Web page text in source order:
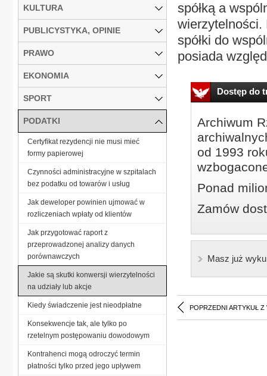
spółką a
wierzytelności.
spółki do
posiada
Dostęp do
Archiwum
od 1993
Ponad
Zamów
Masz już
POPRZEDNI ARTYKUŁ Z
KULTURA
PUBLICYSTYKA, OPINIE
PRAWO
EKONOMIA
SPORT
PODATKI
Certyfikat rezydencji nie musi mieć
formy papierowej
Czynności administracyjne w szpitalach
bez podatku od towarów i usług
Jak deweloper powinien ujmować w
rozliczeniach wpłaty od klientów
Jak przygotować raport z
przeprowadzonej analizy danych
porównawczych
Jakie są skutki konwersji wierzytelności
na udziały lub akcje
Kiedy świadczenie jest nieodpłatne
Konsekwencje tak, ale tylko po
rzetelnym postępowaniu dowodowym
Kontrahenci mogą odroczyć termin
płatności tylko przed jego upływem